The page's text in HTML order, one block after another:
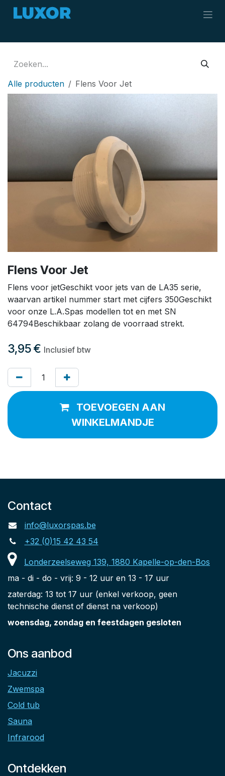
Overslaan naar inhoud
Alle producten Flens Voor Jet
Flens Voor Jet
Flens voor jetGeschikt voor jets van de LA35 serie,
waarvan artikel nummer start met cijfers 350Geschikt
voor onze L.A.Spas modellen tot en met SN
64794Beschikbaar zolang de voorraad strekt.
3,95€ Inclusief btw
TOEVOEGEN AAN
WINKELMANDJE
Contact
info@luxorspas.be
+32 (0)15 42 43 54
Londerzeelseweg 139, 1880 Kapelle-op-den-Bos
ma - di - do - vrij: 9 - 12 uur en 13 - 17 uur
zaterdag: 13 tot 17 uur (enkel verkoop, geen
technische dienst of dienst na verkoop)
woensdag, zondag en feestdagen gesloten
Ons aanbod
Jacuzzi
Zwemspa
Cold tub
Sauna
Infrarood
Ontdekken